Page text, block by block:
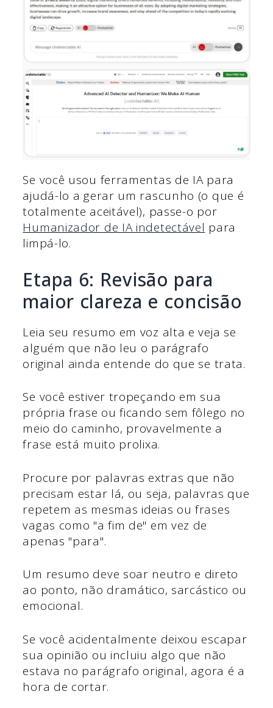
Se você usou ferramentas de IA para
ajudá-lo a gerar um rascunho (o que é
totalmente aceitável), passe-o por
Humanizador de IA indetectável para
limpá-lo.
Etapa 6: Revisão para
maior clareza e concisão
Leia seu resumo em voz alta e veja se
alguém que não leu o parágrafo
original ainda entende do que se trata.
Se você estiver tropeçando em sua
própria frase ou ficando sem fôlego no
meio do caminho, provavelmente a
frase está muito prolixa.
Procure por palavras extras que não
precisam estar lá, ou seja, palavras que
repetem as mesmas ideias ou frases
vagas como "a fim de" em vez de
apenas "para".
Um resumo deve soar neutro e direto
ao ponto, não dramático, sarcástico ou
emocional.
Se você acidentalmente deixou escapar
sua opinião ou incluiu algo que não
estava no parágrafo original, agora é a
hora de cortar.